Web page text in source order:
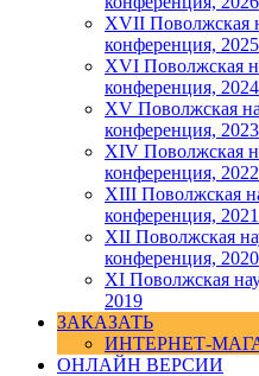
XVII Поволжская
конференция, 2025
XVI Поволжская
конференция, 2024
ХV Поволжская
конференция, 2023
ХIV Поволжская
конференция, 2022
ХIII Поволжская
конференция, 2021
ХII Поволжская
конференция, 2020
XI Поволжская
2019
ЗАКАЗАТЬ
ИНТЕРНЕТ-
ОНЛАЙН ВЕРСИИ